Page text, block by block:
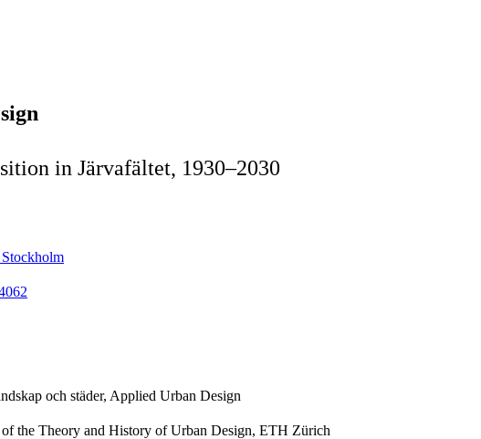
in Järvafältet, 1930–2030
och städer, Applied Urban Design
of the Theory and History of Urban Design, ETH Zürich